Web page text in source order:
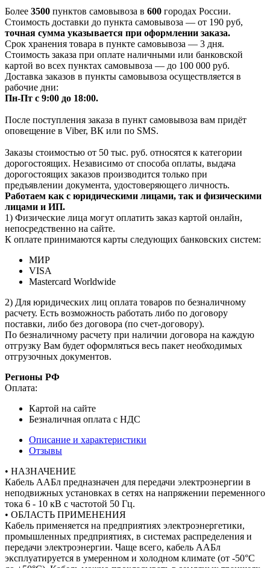
Более 3500 пунктов самовывоза в 600 городах России.
Стоимость доставки до пункта самовывоза — от 190 руб,
точная сумма указывается при оформлении заказа.
Срок хранения товара в пункте самовывоза — 3 дня.
Стоимость заказа при оплате наличными или банковской
картой во всех пунктах самовывоза — до 100 000 руб.
Доставка заказов в пункты самовывоза осуществляется в
рабочие дни:
Пн-Пт с 9:00 до 18:00.
После поступления заказа в пункт самовывоза вам придёт
оповещение в Viber, ВК или по SMS.
Заказы стоимостью от 50 тыс. руб. относятся к категории
дорогостоящих. Независимо от способа оплаты, выдача
дорогостоящих заказов производится только при
предъявлении документа, удостоверяющего личность.
Работаем как с юридическими лицами, так и физическими
лицами и ИП.
1) Физические лица могут оплатить заказ картой онлайн,
непосредственно на сайте.
К оплате принимаются карты следующих банковских систем:
МИР
VISA
Mastercard Worldwide
2) Для юридических лиц оплата товаров по безналичному
расчету. Есть возможность работать либо по договору
поставки, либо без договора (по счет-договору).
По безналичному расчету при наличии договора на каждую
отгрузку Вам будет оформляться весь пакет необходимых
отгрузочных документов.
Регионы РФ
Оплата:
Картой на сайте
Безналичная оплата с НДС
Описание и характеристики
Отзывы
• НАЗНАЧЕНИЕ
Кабель ААБл предназначен для передачи электроэнергии в
неподвижных установках в сетях на напряжении переменного
тока 6 - 10 кВ с частотой 50 Гц.
• ОБЛАСТЬ ПРИМЕНЕНИЯ
Кабель применяется на предприятиях электроэнергетики,
промышленных предприятиях, в системах распределения и
передачи электроэнергии. Чаще всего, кабель ААБл
эксплуатируется в умеренном и холодном климате (от -50°С